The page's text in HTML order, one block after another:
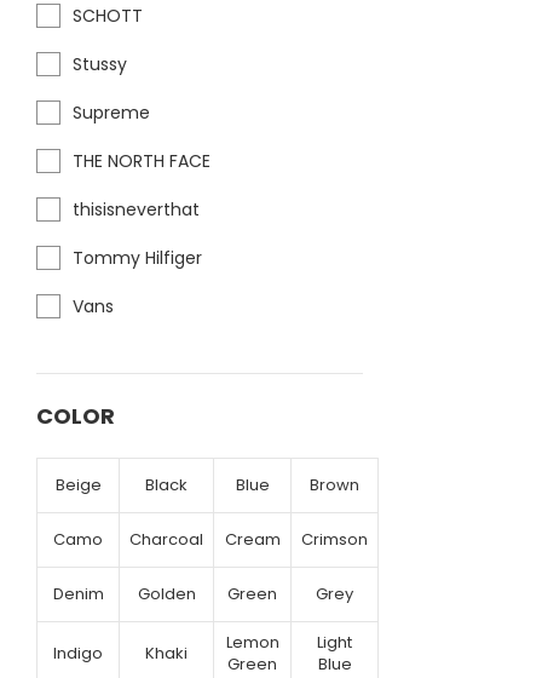
SCHOTT
Stussy
Supreme
THE NORTH FACE
thisisneverthat
Tommy Hilfiger
Vans
COLOR
Beige Black Blue Brown
Camo Charcoal Cream Crimson
Denim Golden Green Grey
Indigo Khaki
Lemon
Green
Light
Blue